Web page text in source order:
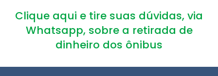
Clique aqui e tire suas dúvidas, via
Whatsapp, sobre a retirada de
dinheiro dos ônibus